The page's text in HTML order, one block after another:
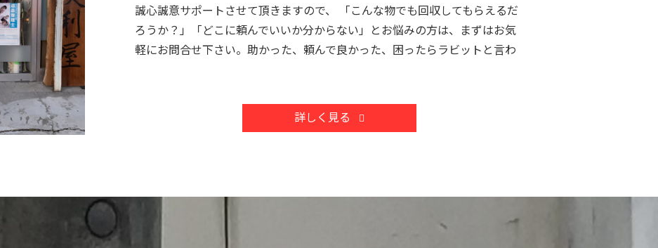
誠心誠意サポートさせて頂きますので、 「こんな物でも回収してもらえるだ
ろうか？」「どこに頼んでいいか分からない」とお悩みの方は、まずはお気
軽にお問合せ下さい。助かった、頼んで良かった、困ったらラビットと言わ
詳しく見る